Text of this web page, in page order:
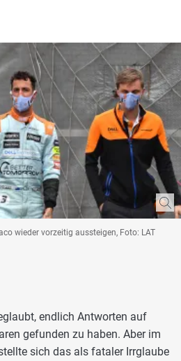
wieder vorzeitig aussteigen, Foto: LAT
endlich Antworten auf
gefunden zu haben. Aber im
sich das als fataler Irrglaube